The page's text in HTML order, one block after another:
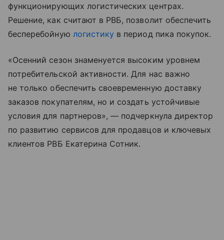
функционирующих логистических центрах.
Решение, как считают в РВБ, позволит обеспечить
бесперебойную логистику в период пика покупок.
«Осенний сезон знаменуется высоким уровнем
потребительской активности. Для нас важно
не только обеспечить своевременную доставку
заказов покупателям, но и создать устойчивые
условия для партнеров», — подчеркнула директор
по развитию сервисов для продавцов и ключевых
клиентов РВБ Екатерина Сотник.